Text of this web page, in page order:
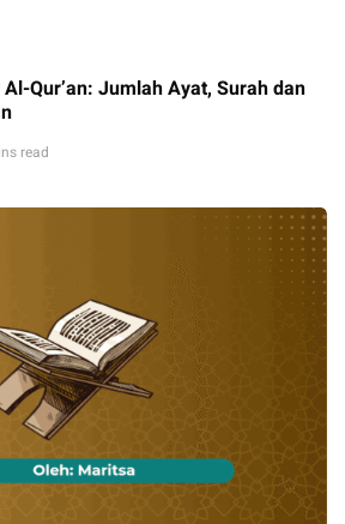
Qur’an: Jumlah Ayat, Surah dan
read